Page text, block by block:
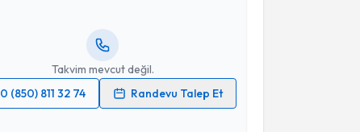
Takvim mevcut değil.
0 (850) 811 32 74
Randevu Talep Et